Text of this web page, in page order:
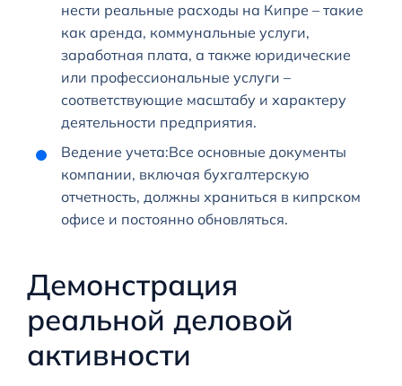
нести реальные расходы на Кипре – такие
как аренда, коммунальные услуги,
заработная плата, а также юридические
или профессиональные услуги –
соответствующие масштабу и характеру
деятельности предприятия.
Ведение учета:Все основные документы
компании, включая бухгалтерскую
отчетность, должны храниться в кипрском
офисе и постоянно обновляться.
Демонстрация
реальной деловой
активности